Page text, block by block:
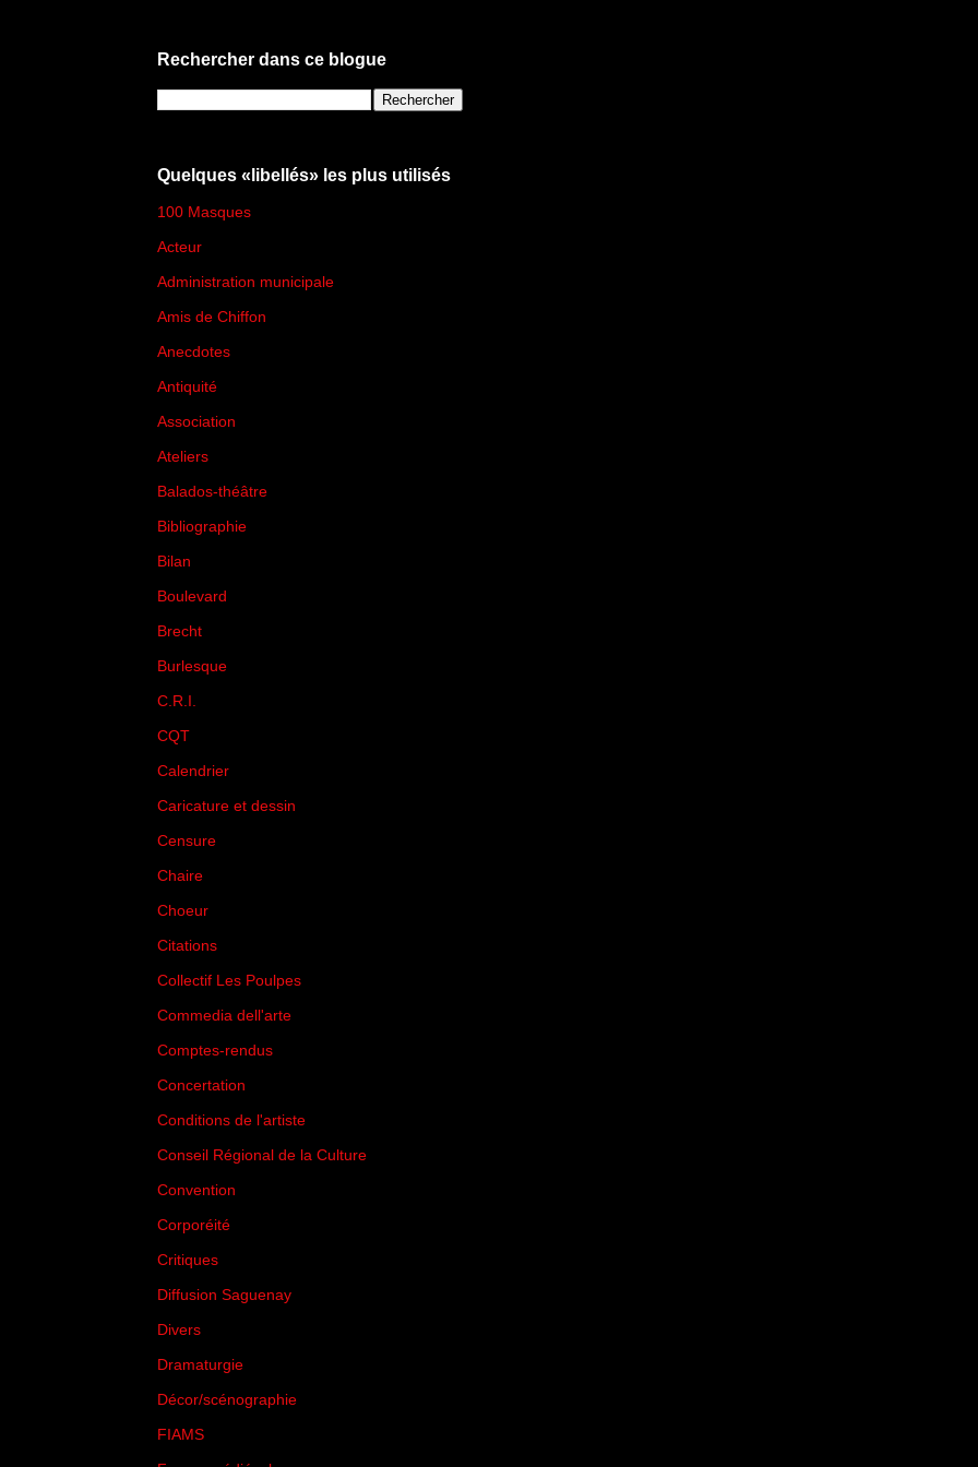
Rechercher dans ce blogue
Quelques «libellés» les plus utilisés
100 Masques
Acteur
Administration municipale
Amis de Chiffon
Anecdotes
Antiquité
Association
Ateliers
Balados-théâtre
Bibliographie
Bilan
Boulevard
Brecht
Burlesque
C.R.I.
CQT
Calendrier
Caricature et dessin
Censure
Chaire
Choeur
Citations
Collectif Les Poulpes
Commedia dell'arte
Comptes-rendus
Concertation
Conditions de l'artiste
Conseil Régional de la Culture
Convention
Corporéité
Critiques
Diffusion Saguenay
Divers
Dramaturgie
Décor/scénographie
FIAMS